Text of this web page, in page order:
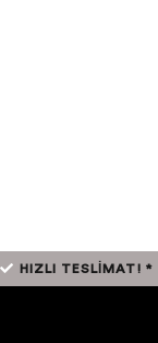
HIZLI TESLİMAT! *